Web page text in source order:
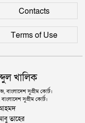
৩ শতাধিক
Contacts
Terms of Use
খালিক
সুপ্রীম কোর্ট।
সুপ্রীম কোর্ট।
তাহের